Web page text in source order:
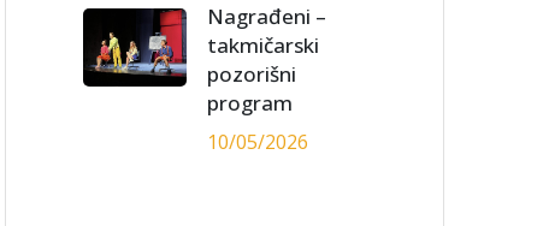
Nagrađeni –
takmičarski
pozorišni
program
10/05/2026